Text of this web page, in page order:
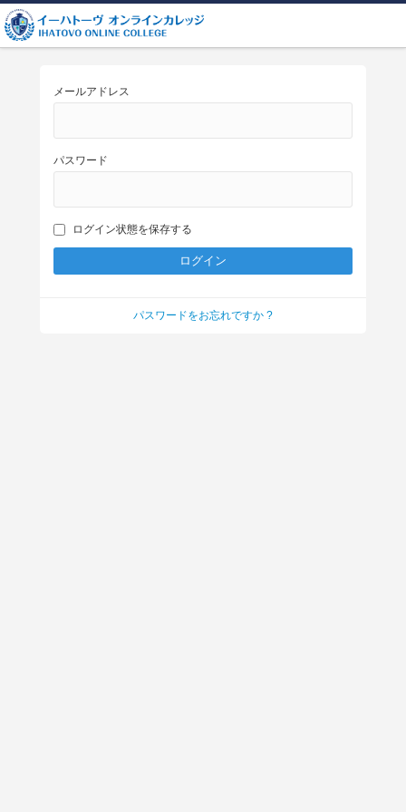
メールアドレス
パスワード
ログイン状態を保存する
パスワードをお忘れですか ?